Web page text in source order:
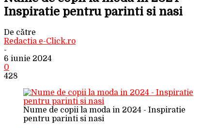
Inspiratie pentru parinti si nasi
De către
Redactia e-Click.ro
-
6 iunie 2024
0
428
Nume de copii la moda in 2024 - Inspiratie
pentru parinti si nasi